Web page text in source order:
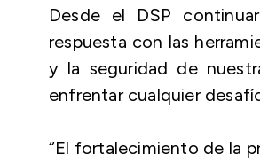
Desde el DSP
respuesta con las
y la seguridad de
enfrentar cualquier
“El fortalecimiento de la